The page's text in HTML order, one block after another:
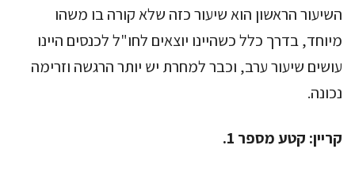
השיעור הראשון הוא שיעור כזה שלא קורה בו משהו
מיוחד, בדרך כלל כשהיינו יוצאים לחו"ל לכנסים היינו
עושים שיעור ערב, וכבר למחרת יש יותר הרגשה וזרימה
נכונה.
קריין: קטע מספר 1.